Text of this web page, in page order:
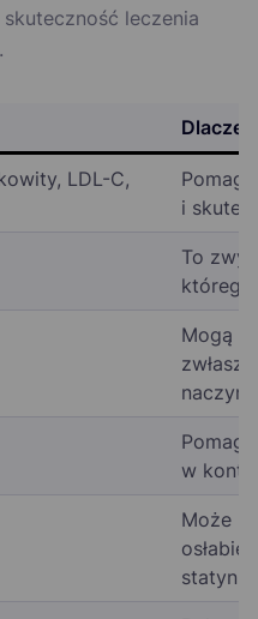
leczenia
LDL-C,
i
To
którego
Mogą
w
Może
statyn.